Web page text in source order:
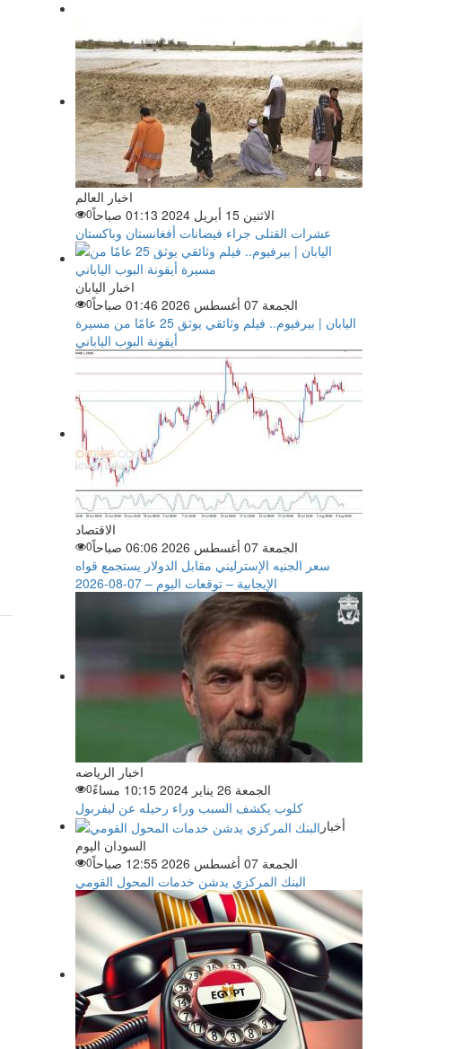
اخبار العالم
الاثنين 15 أبريل 2024 01:13 صباحاً
0
عشرات القتلى جراء فيضانات أفغانستان وباكستان
اخبار اليابان
الجمعة 07 أغسطس 2026 01:46 صباحاً
0
اليابان | بيرفيوم.. فيلم وثائقي يوثق 25 عامًا من مسيرة
أيقونة البوب الياباني
الاقتصاد
الجمعة 07 أغسطس 2026 06:06 صباحاً
0
سعر الجنيه الإسترليني مقابل الدولار يستجمع قواه
الإيجابية – توقعات اليوم – 07-08-2026
اخبار الرياضه
الجمعة 26 يناير 2024 10:15 مساءً
0
كلوب يكشف السبب وراء رحيله عن ليفربول
أخبار
السودان اليوم
الجمعة 07 أغسطس 2026 12:55 صباحاً
0
البنك المركزي يدشن خدمات المحول القومي